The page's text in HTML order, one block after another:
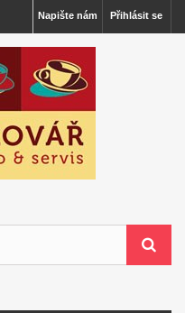
Přihlásit se
Napište nám